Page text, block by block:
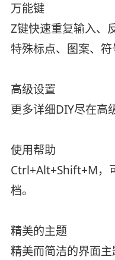
万能键
Z键快速重复输入、
特殊标点、图案、符
高级设置
更多详细DIY尽在高
使用帮助
Ctrl+Alt+Shift+M，
档。
精美的主题
精美而简洁的界面主